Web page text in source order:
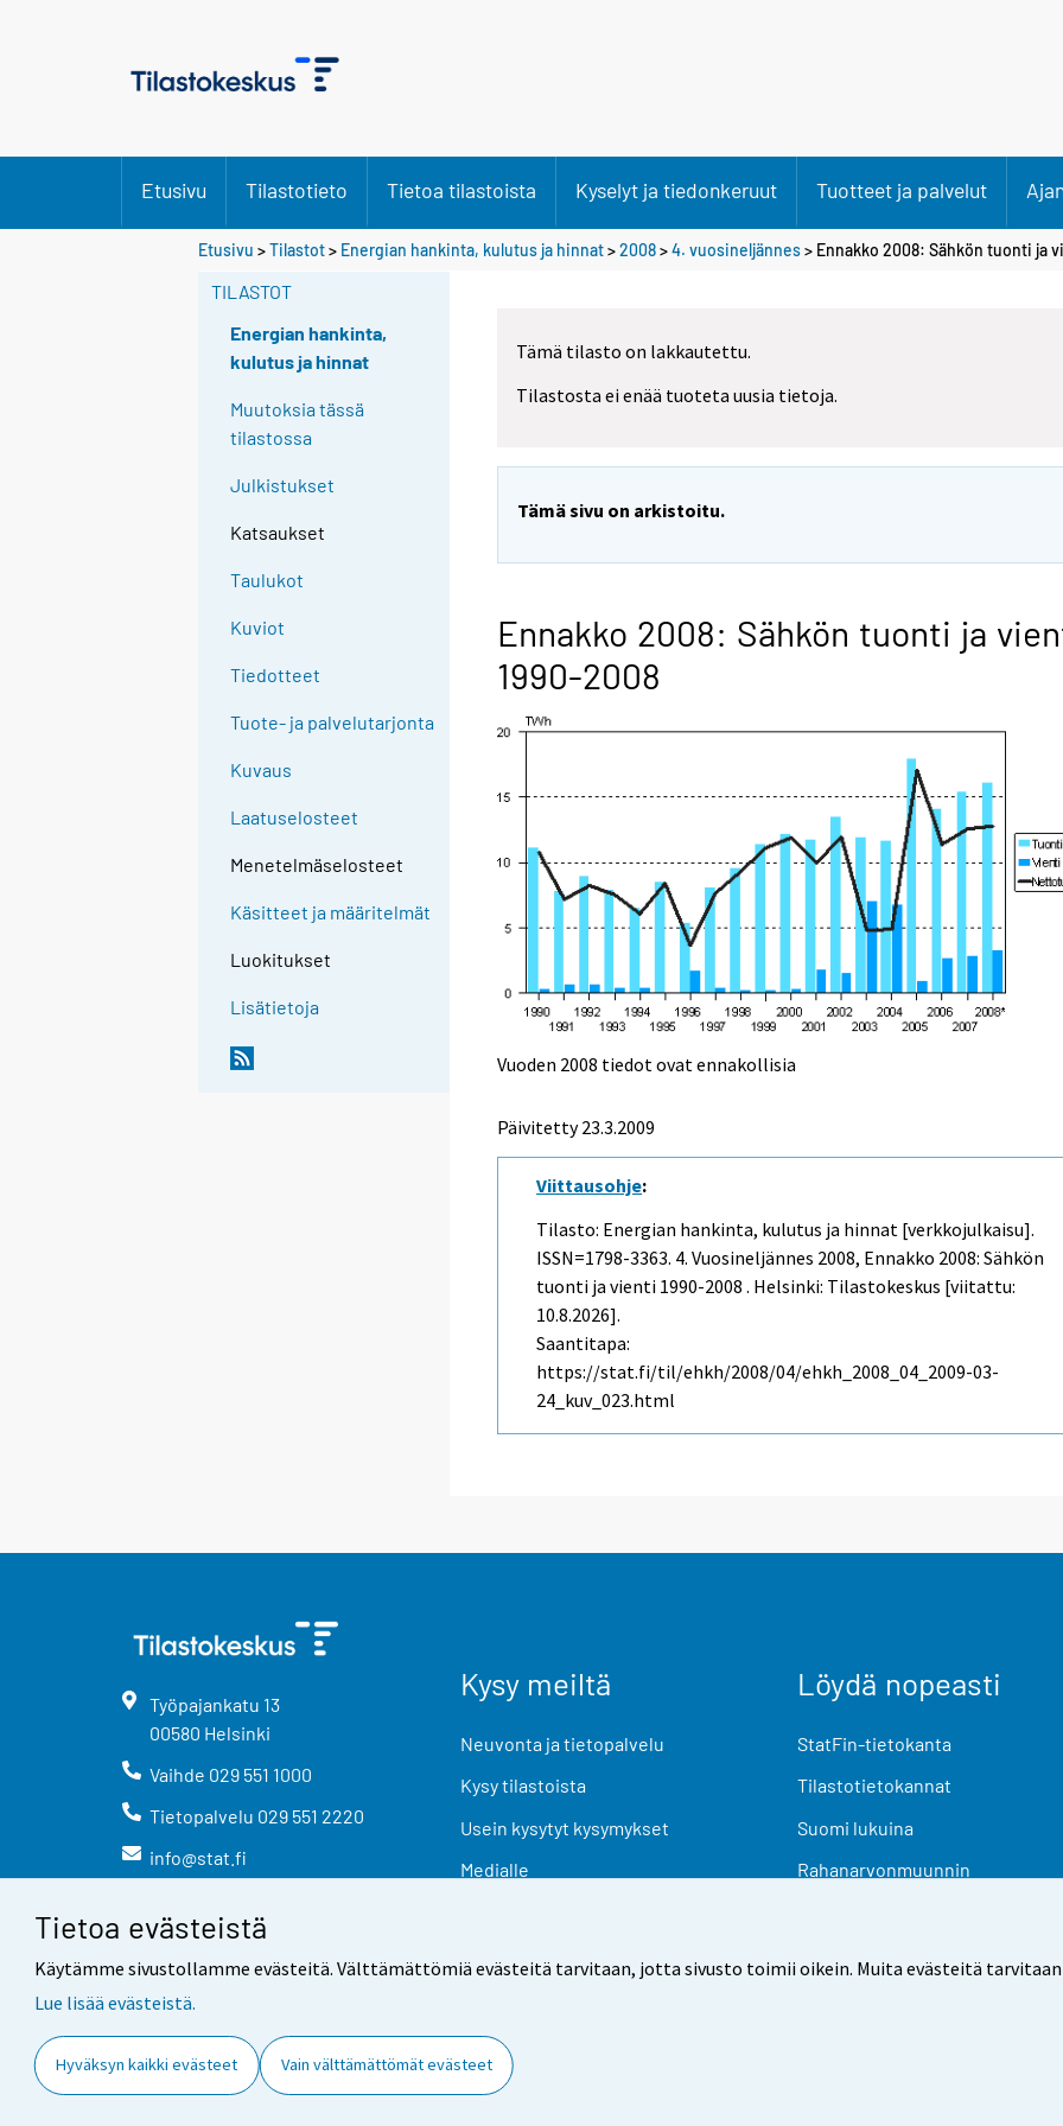
Tietoa evästeistä
Käytämme sivustollamme evästeitä. Välttämättömiä evästeitä tarvitaan, jotta sivusto toimii oikein. Muita evästeitä
Lue lisää evästeistä.
Hyväksyn kaikki evästeet Vain välttämättömät evästeet
Etusivu Tilastotieto Tietoa tilastoista Kyselyt ja tiedonkeruut Tuotteet ja palvelut
Etusivu >Tilastot> Energian hankinta, kulutus ja hinnat>2008>4. vuosineljännes> Ennakko 2008: Sähkön tuonti ja
TILASTOT
Energian hankinta,
kulutus ja hinnat
Muutoksia tässä
tilastossa
Julkistukset
Katsaukset
Taulukot
Kuviot
Tiedotteet
Tuote- ja palvelutarjonta
Kuvaus
Laatuselosteet
Menetelmäselosteet
Käsitteet ja määritelmät
Luokitukset
Lisätietoja
Tämä tilasto on lakkautettu.
Tilastosta ei enää tuoteta uusia tietoja.
Tämä sivu on arkistoitu.
Ennakko 2008: Sähkön tuonti ja
1990-2008
Vuoden 2008 tiedot ovat ennakollisia
Päivitetty23.3.2009
Viittausohje:
Tilasto: Energian hankinta, kulutus ja hinnat [verkkojulkaisu].
ISSN=1798-3363. 4. Vuosineljännes 2008, Ennakko 2008: Sähkön
tuonti ja vienti 1990-2008 . Helsinki: Tilastokeskus [viitattu:
10.8.2026].
Saantitapa:
https://stat.fi/til/ehkh/2008/04/ehkh_2008_04_2009-03-
24_kuv_023.html
Työpajankatu 13
00580 Helsinki
Vaihde 029 551 1000
Tietopalvelu 029 551 2220
info@stat.fi
Kysy meiltä
Neuvonta ja tietopalvelu
Kysy tilastoista
Usein kysytyt kysymykset
Medialle
Löydä nopeasti
StatFin-tietokanta
Tilastotietokannat
Suomi lukuina
Rahanarvonmuunnin
Yhteystiedot Palaute